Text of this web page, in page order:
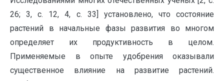
26; 3, с. 12, 4, с. 33] установлено, что состояние
растений в начальные фазы развития во многом
определяет их продуктивность в целом.
Применяемые в опыте удобрения оказывали
существенное влияние на развитие растений.